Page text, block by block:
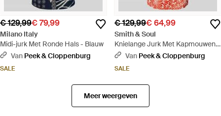
€ 129,99€ 79,99
Milano Italy
Midi-jurk Met Ronde Hals - Blauw
Van Peek & Cloppenburg
SALE
€ 129,99€ 64,99
Smith & Soul
Knielange Jurk Met Kapmouwen -
RoodVan Peek & Cloppenburg
SALE
Meer weergeven